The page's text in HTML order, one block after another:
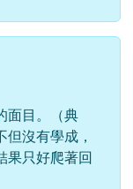
面目。（典
沒有學成，
果只好爬著回